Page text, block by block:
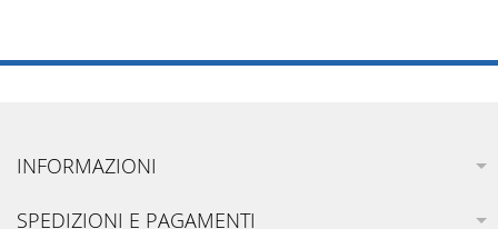
INFORMAZIONI
SPEDIZIONI E PAGAMENTI